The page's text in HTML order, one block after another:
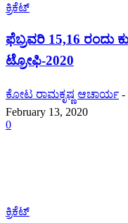
ಕ್ರಿಕೆಟ್
ಫೆಬ್ರವರಿ 15,16 ರಂದು
ಟ್ರೋಫಿ-2020
ಕೋಟ ರಾಮಕೃಷ್ಣ ಆಚಾರ್ಯ -
February 13, 2020
0
ಕ್ರಿಕೆಟ್